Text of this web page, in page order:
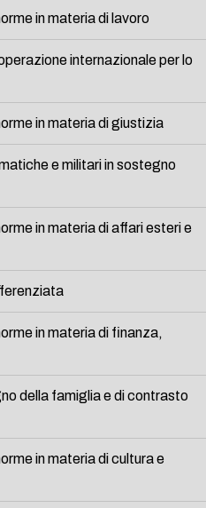
in materia di lavoro
internazionale per lo
in materia di giustizia
e militari in sostegno
in materia di affari esteri e
in materia di finanza,
della famiglia e di contrasto
in materia di cultura e